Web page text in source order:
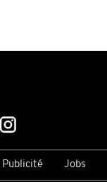
Publicité Jobs